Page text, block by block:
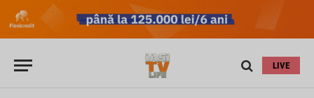
LIVE